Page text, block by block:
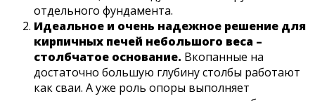
отдельного фундамента.
Идеальное и очень надежное решение для
кирпичных печей небольшого веса –
столбчатое основание. Вкопанные на
достаточно большую глубину столбы работают
как сваи. А уже роль опоры выполняет